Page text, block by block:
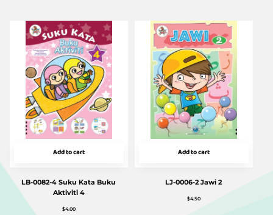
Add to cart
LB-0082-4 Suku Kata Buku
Aktiviti 4
$4.00
Add to cart
LJ-0006-2 Jawi 2
$4.50